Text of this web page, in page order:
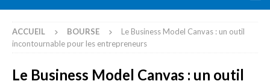
ACCUEIL BOURSE
Le Business Model Canvas : un outil
incontournable pour les entrepreneurs
Le Business Model Canvas : un outil